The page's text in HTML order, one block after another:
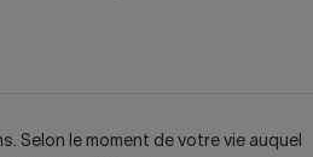
Selon le moment de votre vie auquel